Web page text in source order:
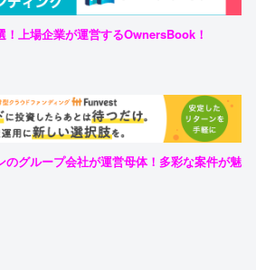
！上場企業が運営するOwnersBook！
のグループ会社が運営母体！多彩な案件が魅